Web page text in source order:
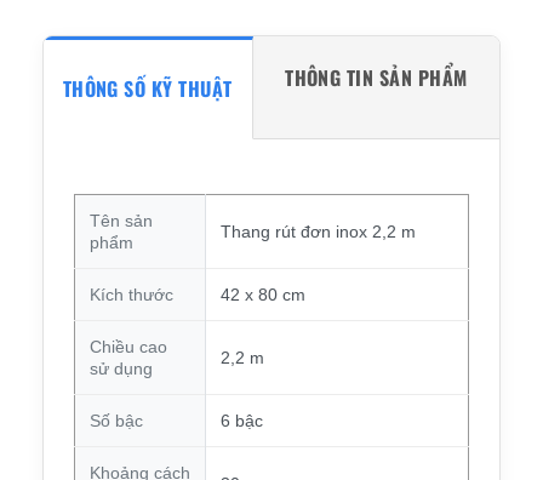
THÔNG SỐ KỸ THUẬT THÔNG TIN SẢN PHẨM
Tên sản
phẩm
Thang rút đơn inox 2,2 m
Kích thước 42 x 80 cm
Chiều cao
sử dụng
2,2 m
Số bậc 6 bậc
Khoảng cách